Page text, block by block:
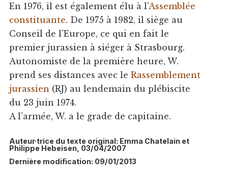
En 1976, il est également élu à l’Assemblée
constituante. De 1975 à 1982, il siège au
Conseil de l’Europe, ce qui en fait le
premier jurassien à siéger à Strasbourg.
Autonomiste de la première heure, W.
prend ses distances avec le Rassemblement
jurassien (RJ) au lendemain du plébiscite
du 23 juin 1974.
A l’armée, W. a le grade de capitaine.
Auteur·trice du texte original: Emma Chatelain et
Philippe Hebeisen, 03/04/2007
Dernière modification: 09/01/2013